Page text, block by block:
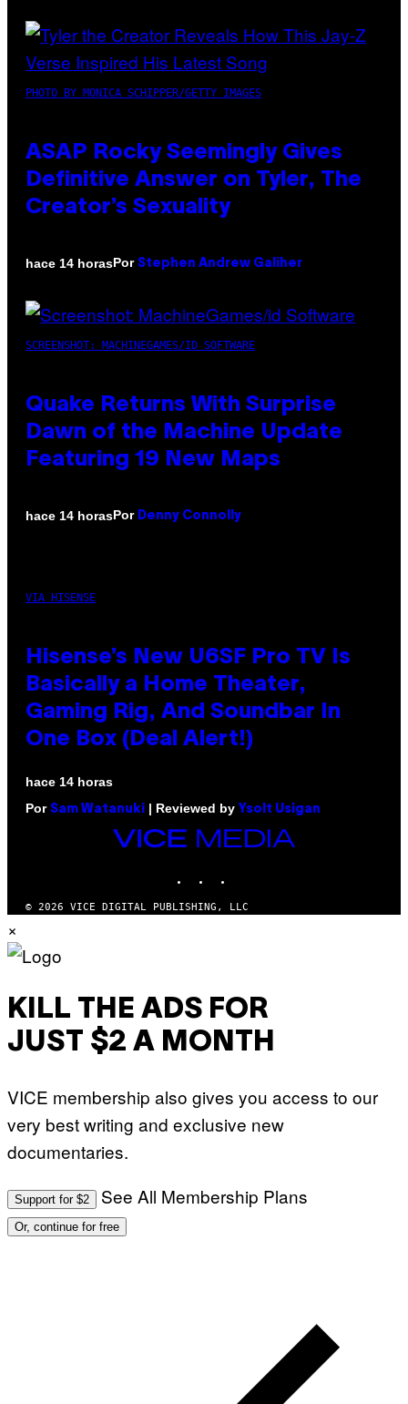
PHOTO BY MONICA SCHIPPER/GETTY IMAGES
ASAP Rocky Seemingly Gives
Definitive Answer on Tyler, The
Creator’s Sexuality
hace 14 horasPor Stephen Andrew Galiher
SCREENSHOT: MACHINEGAMES/ID SOFTWARE
Quake Returns With Surprise
Dawn of the Machine Update
Featuring 19 New Maps
hace 14 horasPor Denny Connolly
VIA HISENSE
Hisense’s New U6SF Pro TV Is
Basically a Home Theater,
Gaming Rig, And Soundbar In
One Box (Deal Alert!)
hace 14 horas
Por Sam Watanuki | Reviewed by Ysolt Usigan
VICE
© 2026 VICE DIGITAL PUBLISHING, LLC
×
KILL THE ADS FOR
JUST $2 A MONTH
VICE membership also gives you access to our
very best writing and exclusive new
documentaries.
Support for $2 See All Membership Plans
Or, continue for free